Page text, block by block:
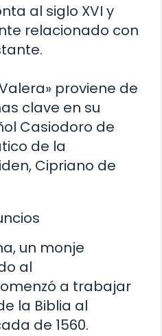
al siglo XVI y
relacionado con
proviene de
clave en su
Casiodoro de
de la
Cipriano de
un monje
al
a trabajar
la Biblia al
de 1560.